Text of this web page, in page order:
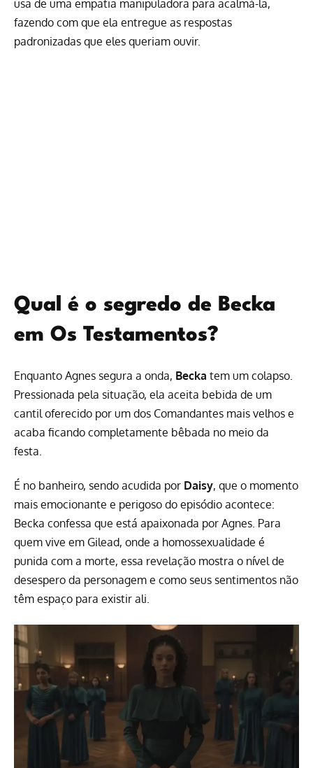
usa de uma empatia manipuladora para acalmá-la,
fazendo com que ela entregue as respostas
padronizadas que eles queriam ouvir.
Qual é o segredo de Becka
em Os Testamentos?
Enquanto Agnes segura a onda, Becka tem um colapso.
Pressionada pela situação, ela aceita bebida de um
cantil oferecido por um dos Comandantes mais velhos e
acaba ficando completamente bêbada no meio da
festa.
É no banheiro, sendo acudida por Daisy, que o momento
mais emocionante e perigoso do episódio acontece:
Becka confessa que está apaixonada por Agnes. Para
quem vive em Gilead, onde a homossexualidade é
punida com a morte, essa revelação mostra o nível de
desespero da personagem e como seus sentimentos não
têm espaço para existir ali.